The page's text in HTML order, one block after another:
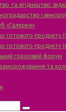
та ягідництво:
і
«Галерея»
готового продукту
готового продукту
горіховий форум
та